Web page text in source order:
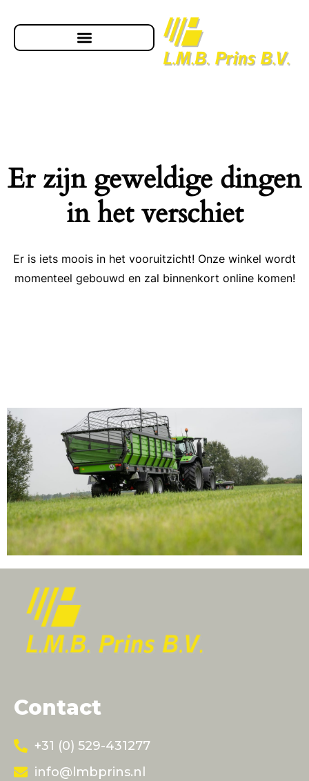
Er zijn geweldige dingen
in het verschiet
Er is iets moois in het vooruitzicht! Onze winkel wordt
momenteel gebouwd en zal binnenkort online komen!
Contact
+31 (0) 529-431277
info@lmbprins.nl